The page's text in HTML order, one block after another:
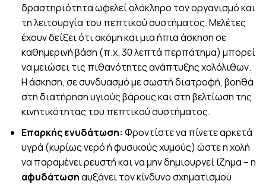
δραστηριότητα ωφελεί ολόκληρο τον οργανισμό και
τη λειτουργία του πεπτικού συστήματος. Μελέτες
έχουν δείξει ότι ακόμη και μια ήπια άσκηση σε
καθημερινή βάση (π.χ. 30 λεπτά περπάτημα) μπορεί
να μειώσει τις πιθανότητες ανάπτυξης χολόλιθων.
Η άσκηση, σε συνδυασμό με σωστή διατροφή, βοηθά
στη διατήρηση υγιούς βάρους και στη βελτίωση της
κινητικότητας του πεπτικού συστήματος.
Επαρκής ενυδάτωση: Φροντίστε να πίνετε αρκετά
υγρά (κυρίως νερό ή φυσικούς χυμούς) ώστε η χολή
να παραμένει ρευστή και να μην δημιουργεί ίζημα – η
αφυδάτωσηαυξάνει τον κίνδυνο σχηματισμού